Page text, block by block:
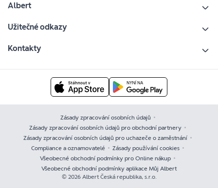
Albert
Užitečné odkazy
Kontakty
Zásady zpracování osobních údajů
Zásady zpracování osobních údajů pro obchodní partnery
Zásady zpracování osobních údajů pro uchazeče o zaměstnání
Compliance a oznamovatelé
Zásady používání cookies
Všeobecné obchodní podmínky pro Online nákup
Všeobecné obchodní podmínky aplikace Můj Albert
© 2026 Albert Česká republika, s.r.o.